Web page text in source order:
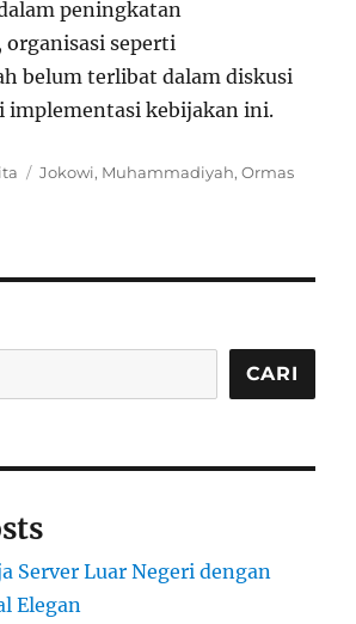
peningkatan
organisasi seperti
belum terlibat dalam diskusi
implementasi kebijakan ini.
Tags
Jokowi, Muhammadiyah,Ormas
CARI
Server Luar Negeri dengan
Elegan